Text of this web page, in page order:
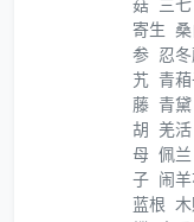
寄生
参 忍
艽 青
藤 青黛
胡 羌活
母 佩兰
子 闹
蓝根